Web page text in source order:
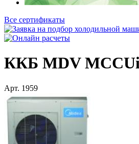
Все сертификаты
ККБ MDV
Арт. 1959